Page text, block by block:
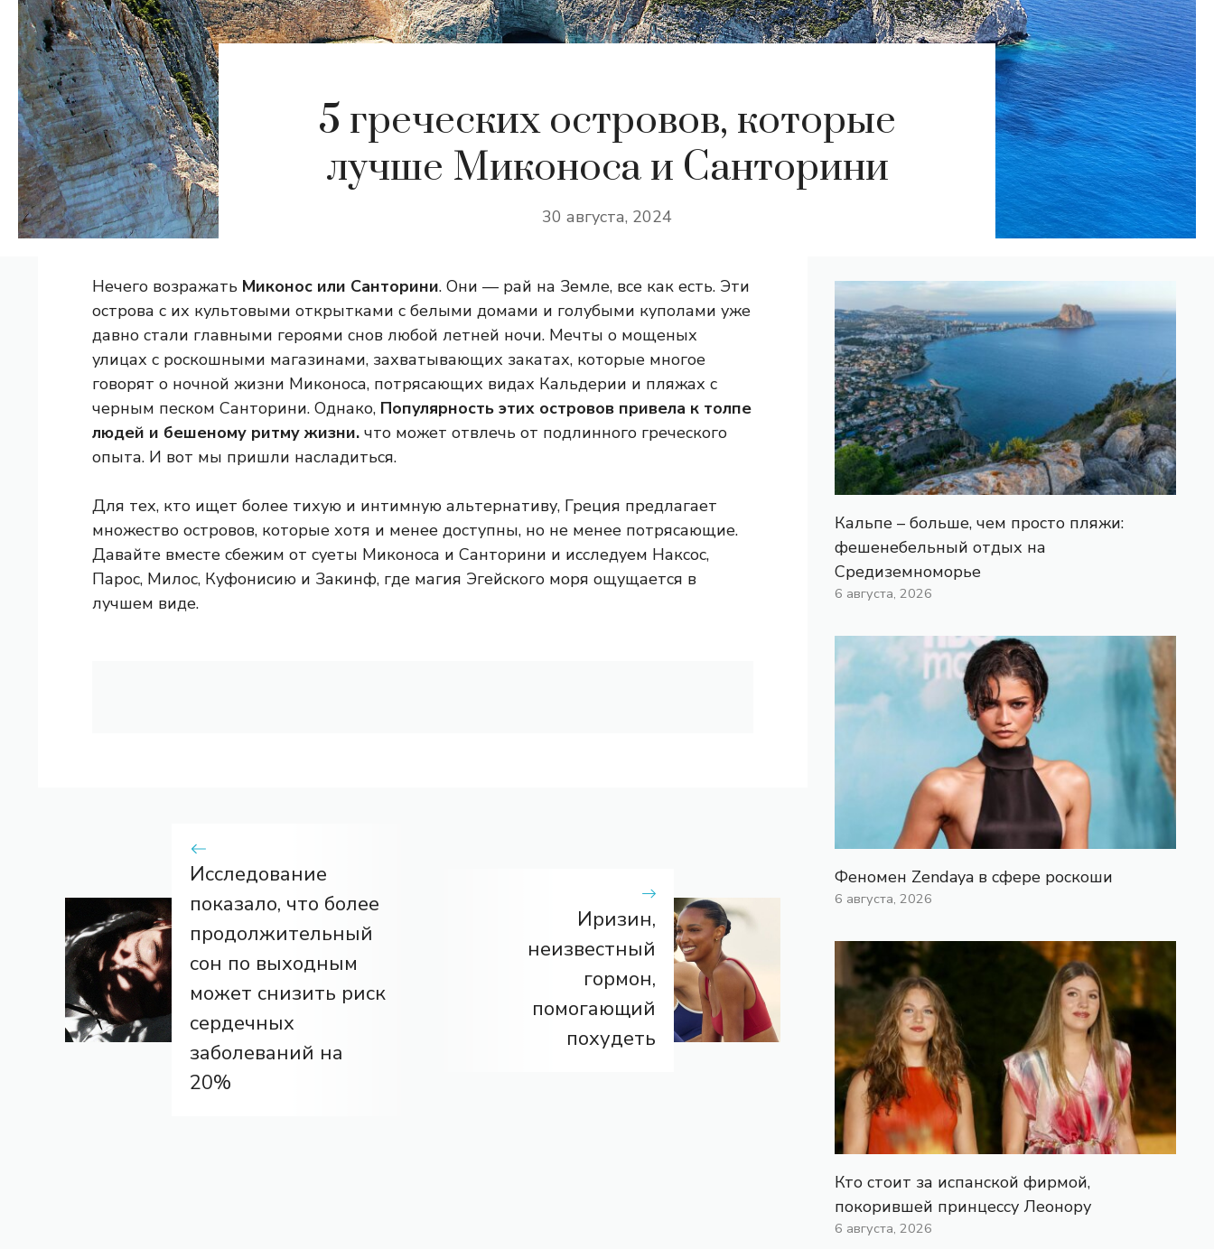
5 греческих островов, которые
лучше Миконоса и Санторини
30 августа, 2024
Нечего возражать Миконос или Санторини. Они — рай на Земле, все как есть. Эти
острова с их культовыми открытками с белыми домами и голубыми куполами уже
давно стали главными героями снов любой летней ночи. Мечты о мощеных
улицах с роскошными магазинами, захватывающих закатах, которые многое
говорят о ночной жизни Миконоса, потрясающих видах Кальдерии и пляжах с
черным песком Санторини. Однако, Популярность этих островов привела к толпе
людей и бешеному ритму жизни. что может отвлечь от подлинного греческого
опыта. И вот мы пришли насладиться.
Для тех, кто ищет более тихую и интимную альтернативу, Греция предлагает
множество островов, которые хотя и менее доступны, но не менее потрясающие.
Давайте вместе сбежим от суеты Миконоса и Санторини и исследуем Наксос,
Парос, Милос, Куфонисию и Закинф, где магия Эгейского моря ощущается в
лучшем виде.
Исследование
показало, что более
продолжительный
сон по выходным
может снизить риск
сердечных
заболеваний на
20%
Иризин,
неизвестный
гормон,
помогающий
похудеть
Кальпе – больше, чем просто пляжи:
фешенебельный отдых на
Средиземноморье
6 августа, 2026
Феномен Zendaya в сфере роскоши
6 августа, 2026
Кто стоит за испанской фирмой,
покорившей принцессу Леонору
6 августа, 2026